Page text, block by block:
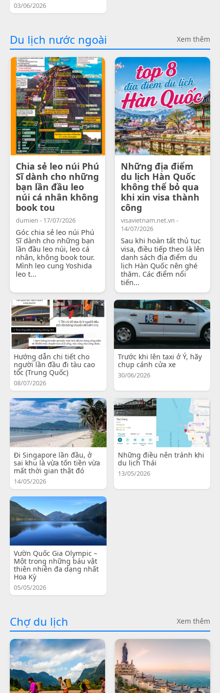
03/06/2026
Du lịch nước ngoài Xem thêm
Chia sẻ leo núi Phú
Sĩ dành cho những
bạn lần đầu leo
núi cá nhân không
book tou
dumien - 17/07/2026
Góc chia sẻ leo núi Phú
Sĩ dành cho những bạn
lần đầu leo núi, leo cá
nhân, không book tour.
Mình leo cung Yoshida
leo t...
Những địa điểm
du lịch Hàn Quốc
không thể bỏ qua
khi xin visa thành
công
visavietnam.net.vn -
14/07/2026
Sau khi hoàn tất thủ tục
visa, điều tiếp theo là lên
danh sách địa điểm du
lịch Hàn Quốc nên ghé
thăm. Các điểm nổi
tiến...
Hướng dẫn chi tiết cho
người lần đầu đi tàu cao
tốc (Trung Quốc)
08/07/2026
Trước khi lên taxi ở Ý, hãy
chụp cánh cửa xe
30/06/2026
Đi Singapore lần đầu, ở
sai khu là vừa tốn tiền vừa
mất thời gian thật đó
14/05/2026
Những điều nên tránh khi
du lịch Thái
13/05/2026
Vườn Quốc Gia Olympic –
Một trong những báu vật
thiên nhiên đa dạng nhất
Hoa Kỳ
05/05/2026
Chợ du lịch Xem thêm